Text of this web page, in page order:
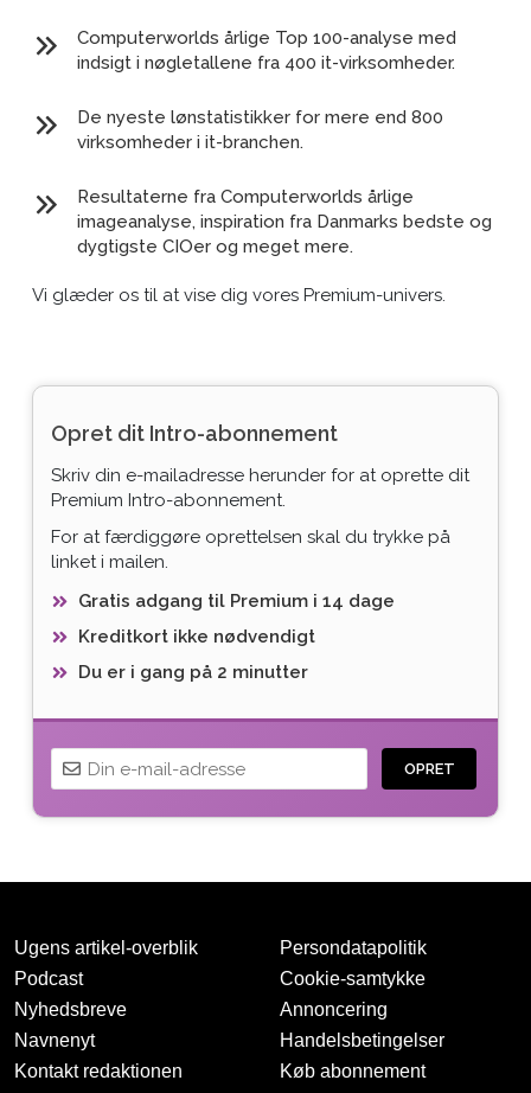
Computerworlds årlige Top 100-analyse med
indsigt i nøgletallene fra 400 it-virksomheder.
De nyeste lønstatistikker for mere end 800
virksomheder i it-branchen.
Resultaterne fra Computerworlds årlige
imageanalyse, inspiration fra Danmarks bedste og
dygtigste CIOer og meget mere.
Vi glæder os til at vise dig vores Premium-univers.
Opret dit Intro-abonnement
Skriv din e-mailadresse herunder for at oprette dit
Premium Intro-abonnement.
For at færdiggøre oprettelsen skal du trykke på
linket i mailen.
Gratis adgang til Premium i 14 dage
Kreditkort ikke nødvendigt
Du er i gang på 2 minutter
OPRET
Tak for oprettelsen
Ugens artikel-overblik
Podcast
Nyhedsbreve
Navnenyt
Kontakt redaktionen
Persondatapolitik
Cookie-samtykke
Annoncering
Handelsbetingelser
Køb abonnement